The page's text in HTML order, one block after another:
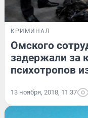
КРИМИНАЛ
Омского
задержали за
психотропов
13 ноября, 2018, 11:37